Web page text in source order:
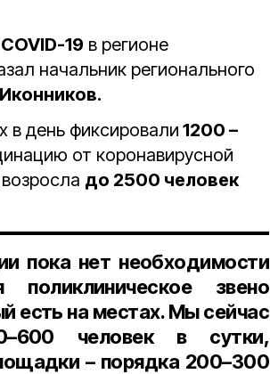
COVID-19 в регионе
начальник регионального
в день фиксировали 1200 –
от коронавирусной
до 2500 человек
пока нет необходимости
звено
есть на местах. Мы сейчас
человекв сутки,
– порядка 200–300